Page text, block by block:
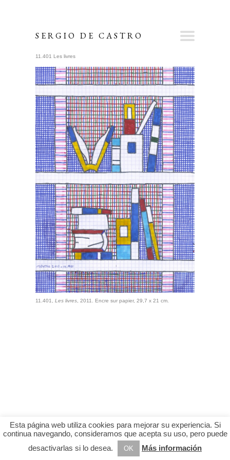
SERGIO DE CASTRO
11.401 Les livres
11.401, Les livres , 2011. Encre sur papier, 29,7 x 21 cm.
Esta página web utiliza cookies para mejorar su experiencia. Si
continua navegando, consideramos que acepta su uso, pero puede
desactivarlas si lo desea.
OK Más información